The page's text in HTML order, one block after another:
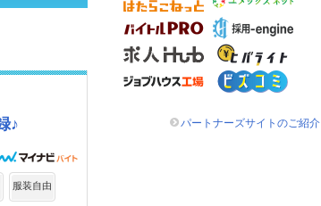
♪
服装自由
パートナーズサイトのご紹介